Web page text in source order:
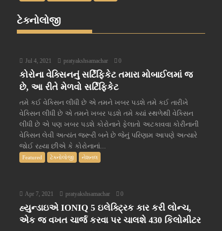
ટેક્નોલોજી
Jul 4, 2021 pratyakshsamachar 0
કોરોના વેક્સિનનું સર્ટિફિકેટ તમારા મોબાઈલમાં જ
છે, આ રીતે મેળવો સર્ટિફિકેટ
તમે કઈ વેક્સિન લીધી છે એ તમને ખબર પડશે તમે કઈ તારીખે
વેક્સિન લીધી છે એ તમને ખબર પડશે તમે ક્યાં સ્થળેથી વેક્સિન
લીધી છે એ પણ ખબર પડશે કોરોનાને ફેલાતો અટકાવવા કોરીનાની
વેક્સિન લેવી અત્યંત જરૂરી બને છે જેનું પરિણામ આપણે અત્યારે
જોઈ રહ્યા છીએ કે કોરોનાનાં...
Featured ટેક્નોલોજી નેશનલ
Apr 7, 2021 pratyakshsamachar 0
હ્યુન્ડાઇએ IONIQ 5 ઇલેક્ટ્રિક કાર કરી લોન્ચ,
એક જ વખત ચાર્જ કરવા પર ચાલશે 430 કિલોમીટર